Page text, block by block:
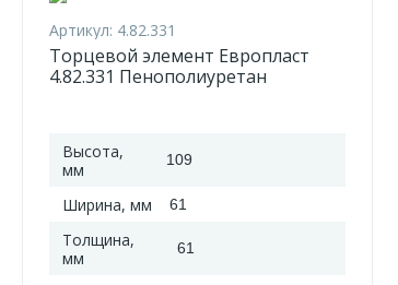
Артикул: 4.82.331
Торцевой элемент Европласт
4.82.331 Пенополиуретан
Высота,
мм
109
Ширина, мм 61
Толщина,
мм
61